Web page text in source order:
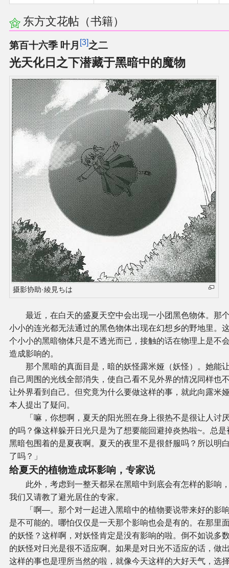
东方文花帖（书籍）
第百十六季 叶月 3 之二
光天化日之下潜藏于黑暗中的魔物
摄影协助·綾見ちは
最近，在白天的盛夏天空中会出现一小团黑色物体。那
小小的连光都无法通过的黑色物体出现在幻想乡的野地里。
个小小的黑暗物体只是不透光而已，接触的话在物理上是不
造成影响的。
那个黑暗的真面目是，暗的妖怪露米娅（妖怪）。她能
自己周围的光线全部消失，使自己看不见外界的情况同样也
让外界看到自己。但究竟为什么要做这样的事，就此向露米
本人提出了疑问。
「嘛，你想啊，夏天的阳光照在身上很热不是很让人讨
的吗？像这样躲开日光只是为了想要能回避掉炎热啦~。总是
黑暗包围着的是夏夜啊。夏天的夜里不是很舒服吗？所以明
了吗？」
给夏天的植物造成坏影响，专家说
此外，考虑到一整天都呆在黑暗中到底会有怎样的影响
我们又请教了避光居住的专家。
「啊—。那个对一起进入黑暗中的植物要说带来好的影
是不可能的。哪怕仅仅是一天那个影响也会是有的。在那里
的妖怪？这样啊，对妖怪肯定是没有影响的啦。倒不如说多
的妖怪对日光是很不适应啊。如果是对日光不适应的话，做
这样的事也是理所当然的啦，就像今天这样的大好天气，选